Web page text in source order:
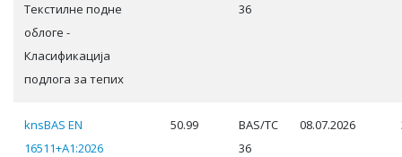
Текстилне подне
облоге -
Класификација
подлога за тепих
36
knsBAS EN
16511+A1:2026
50.99
BAS/TC
36
08.07.2026